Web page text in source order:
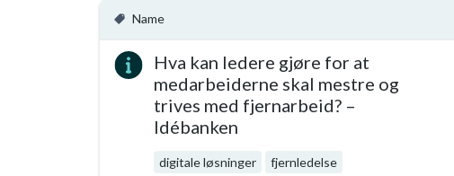
Name
Hva kan ledere gjøre for at
medarbeiderne skal mestre og
trives med fjernarbeid? –
Idébanken
digitale løsninger
fjernledelse